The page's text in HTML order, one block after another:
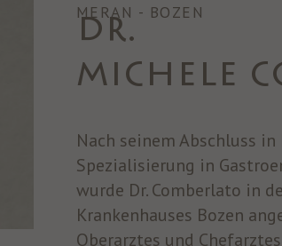
MERAN - BOZEN
DR.
MICHELE
Nach seinem Abschluss
Spezialisierung in
wurde Dr. Comberlato in
Krankenhauses Bozen
Oberarztes und